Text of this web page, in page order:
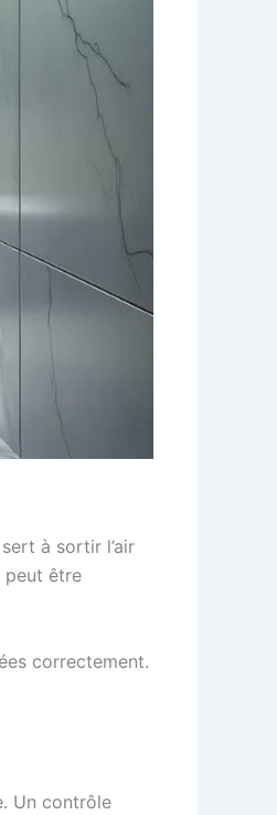
à sortir l’air
peut être
correctement.
Un contrôle